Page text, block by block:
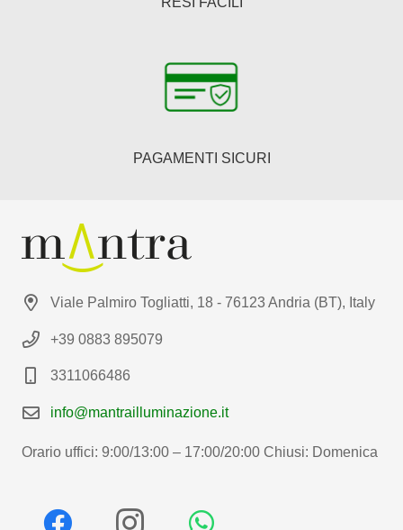
PAGAMENTI SICURI
Viale Palmiro Togliatti, 18 - 76123 Andria (BT), Italy
+39 0883 895079
3311066486
info@mantrailluminazione.it
Orario uffici: 9:00/13:00 – 17:00/20:00 Chiusi: Domenica